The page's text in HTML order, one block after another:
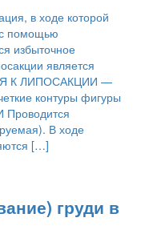
в ходе которой
помощью
избыточное
является
К ЛИПОСАКЦИИ —
контуры фигуры
В ходе
[…]
груди в